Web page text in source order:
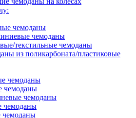
чемоданы
чемоданы
текстильные чемоданы
из поликарбоната/пластиковые
чемоданы
чемоданы
чемоданы
чемоданы
чемоданы